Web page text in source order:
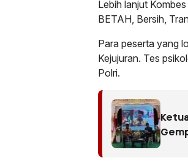
Lebih lanjut
BETAH, Bersih,
Para peserta yang
Kejujuran. Tes
Polri.